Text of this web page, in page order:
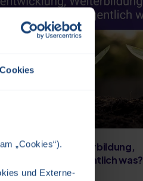
„Cookies“).
und Externe-
Weiterbildung,
– was ist eigentlich was?